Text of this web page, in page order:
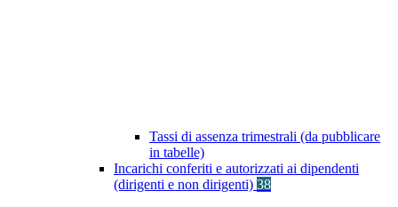
Tassi di assenza trimestrali (da pubblicare
in tabelle)
Incarichi conferiti e autorizzati ai dipendenti
(dirigenti e non dirigenti) 38